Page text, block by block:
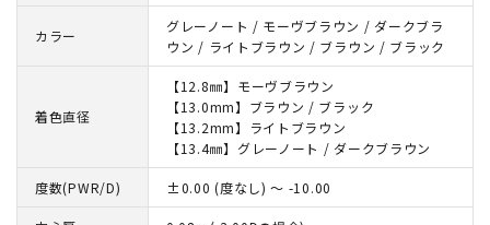
カラー
グレーノート / モーヴブラウン / ダークブラ
ウン / ライトブラウン / ブラウン / ブラック
着色直径
【12.8㎜】モーヴブラウン
【13.0mm】ブラウン / ブラック
【13.2mm】ライトブラウン
【13.4㎜】グレーノート / ダークブラウン
度数(PWR/D) ±0.00 (度なし) ～ -10.00